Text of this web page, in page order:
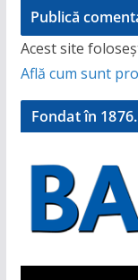
Acest site
Află cum sunt
Fondat în